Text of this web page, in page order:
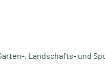
, Landschafts- und